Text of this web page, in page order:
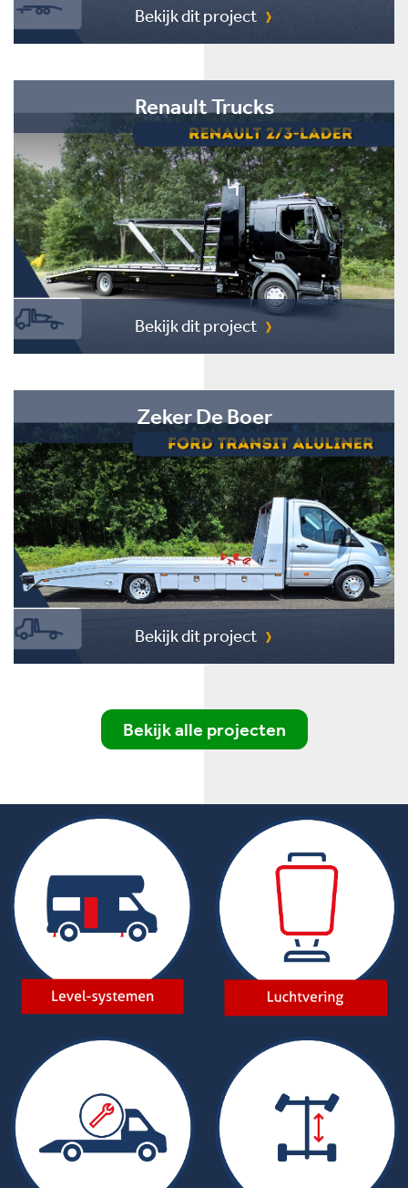
Bekijk dit project
Renault Trucks
Bekijk dit project
Zeker De Boer
Bekijk dit project
Bekijk alle projecten